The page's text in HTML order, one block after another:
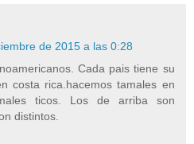
de 2015 a las 0:28
Cada pais tiene su
costa rica.hacemos tamales en
ticos. Los de arriba son
distintos.